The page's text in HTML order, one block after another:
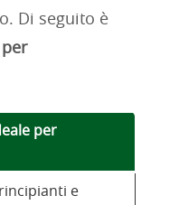
Di seguito è
per
e